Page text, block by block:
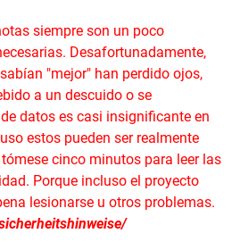
siempre son un poco
Desafortunadamente,
"mejor" han perdido ojos,
a un descuido o se
datos es casi insignificante en
estos pueden ser realmente
cinco minutos para leer las
Porque incluso el proyecto
lesionarse u otros problemas.